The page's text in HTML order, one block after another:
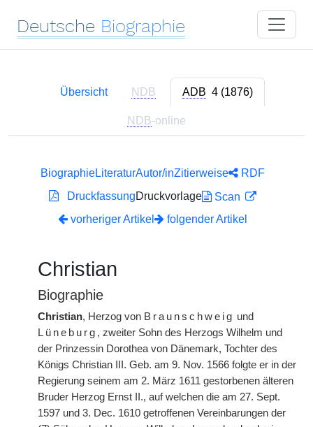
Deutsche Biographie
Übersicht NDB ADB 4 (1876)
NDB-online
BiographieLiteraturAutor/inZitierweise
RDF
DruckfassungDruckvorlage
Scan
vorheriger Artikel
folgender Artikel
Christian
Biographie
Christian, Herzog von Braunschweig und
Lüneburg , zweiter Sohn des Herzogs Wilhelm und
der Prinzessin Dorothea von Dänemark, Tochter des
Königs Christian III. Geb. am 9. Nov. 1566 folgte er in der
Regierung seinem am 2. März 1611 gestorbenen älteren
Bruder Herzog Ernst II., auf welchen die am 27. Sept.
1597 und 3. Dec. 1610 getroffenen Vereinbarungen der